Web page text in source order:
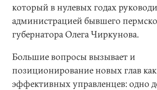
который в нулевых годах
администрацией бывшего
губернатора Олега Чиркунова.
Большие вопросы вызывает и
позиционирование новых глав как
эффективных управленцев: одно